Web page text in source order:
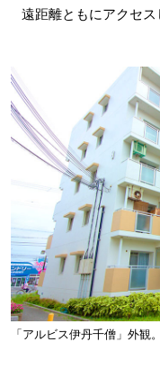
遠距離ともにアクセス
「アルビス伊丹千僧」外観